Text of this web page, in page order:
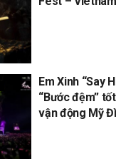
Em Xinh “Say
“Bước đệm”
vận động Mỹ